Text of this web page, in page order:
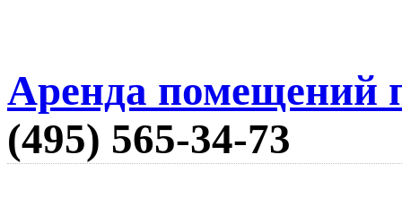
Аренда помещений
(495) 565-34-73